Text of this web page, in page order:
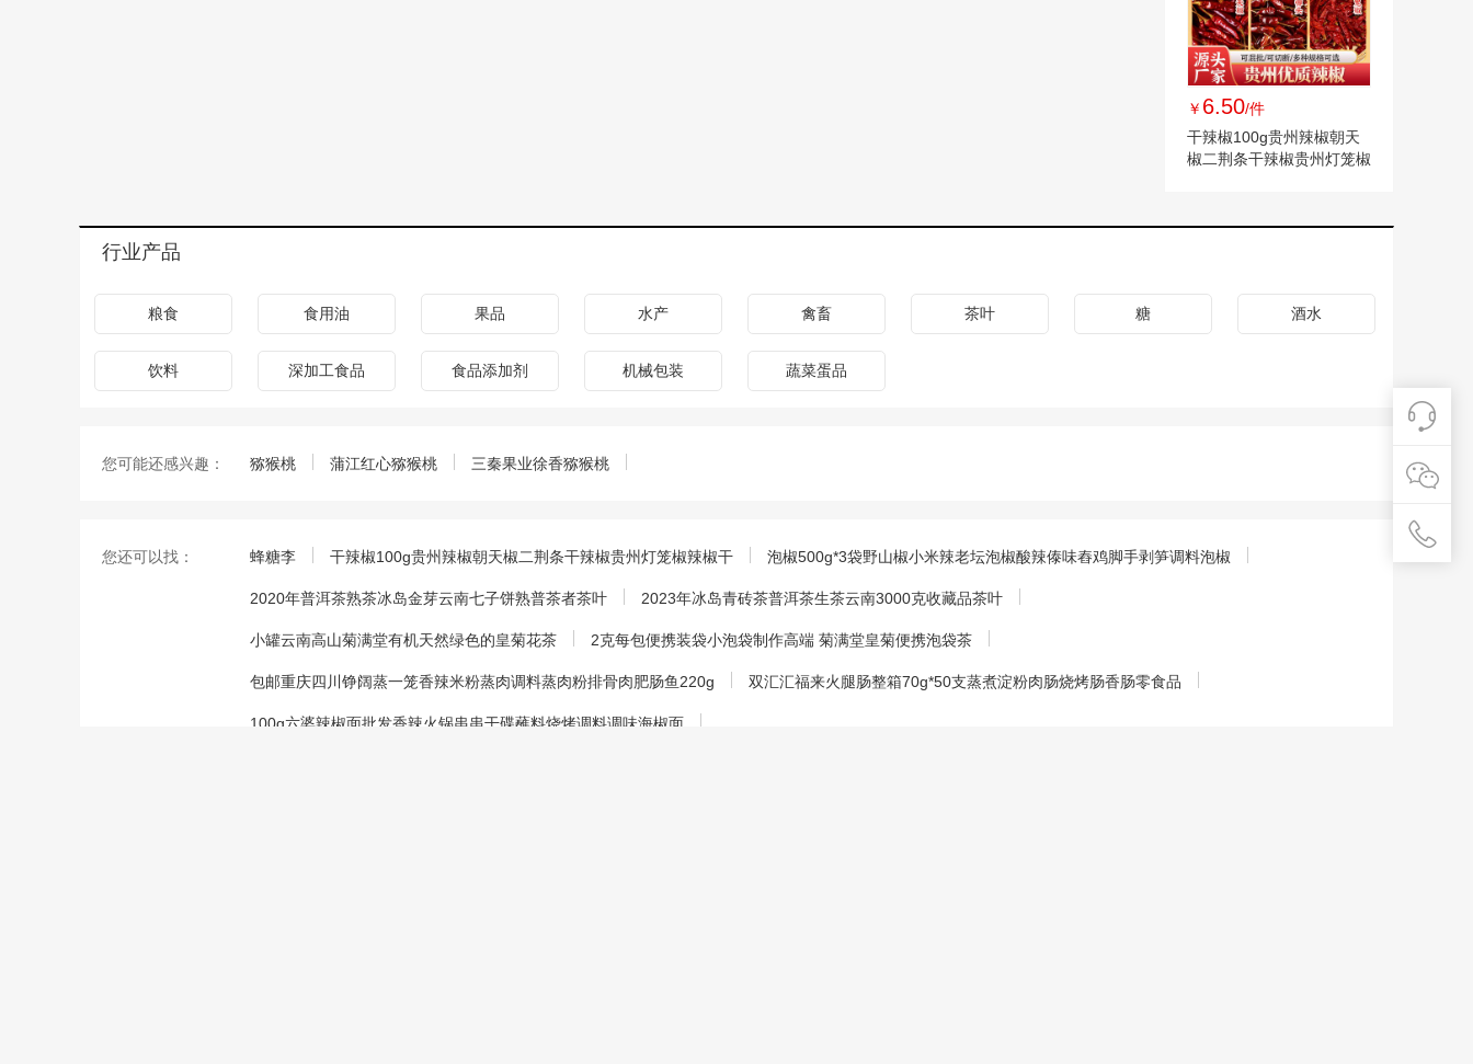
￥ 6.50/件
干辣椒100g贵州辣椒朝天
椒二荆条干辣椒贵州灯笼椒
行业产品
粮食 食用油 果品 水产 禽畜 茶叶 糖 酒水
饮料 深加工食品 食品添加剂 机械包装 蔬菜蛋品
您可能还感兴趣： 猕猴桃 蒲江红心猕猴桃 三秦果业徐香猕猴桃
您还可以找： 蜂糖李 干辣椒100g贵州辣椒朝天椒二荆条干辣椒贵州灯笼椒辣椒干 泡椒500g*3袋野山椒小米辣老坛泡椒酸辣傣味舂鸡脚手剥笋调料泡椒
2020年普洱茶熟茶冰岛金芽云南七子饼熟普茶者茶叶 2023年冰岛青砖茶普洱茶生茶云南3000克收藏品茶叶
小罐云南高山菊满堂有机天然绿色的皇菊花茶 2克每包便携装袋小泡袋制作高端 菊满堂皇菊便携泡袋茶
包邮重庆四川铮阔蒸一笼香辣米粉蒸肉调料蒸肉粉排骨肉肥肠鱼220g 双汇汇福来火腿肠整箱70g*50支蒸煮淀粉肉肠烧烤肠香肠零食品
100g六婆辣椒面批发香辣火锅串串干碟蘸料烧烤调料调味海椒面